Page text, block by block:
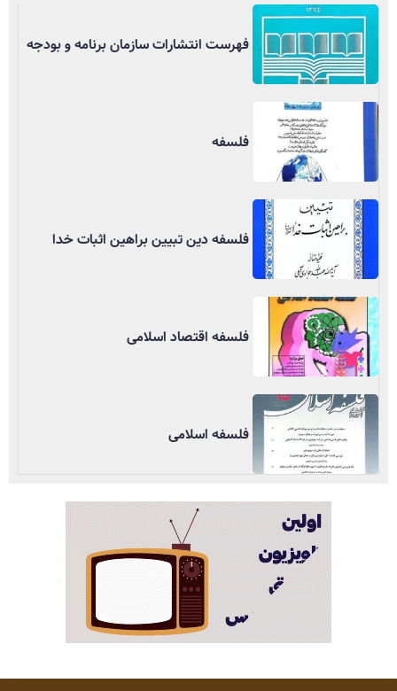
فهرست انتشارات سازمان برنامه و بودجه
فلسفه
فلسفه دین تبیین براهین اثبات خدا
فلسفه اقتصاد اسلامی
فلسفه اسلامی